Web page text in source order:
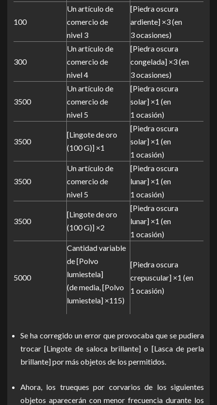
100
Un artículo de
comercio de
nivel 3
[Piedra oscura
ardiente] ×3 (en
3 ocasiones)
300
Un artículo de
comercio de
nivel 4
[Piedra oscura
congelada] ×3 (en
3 ocasiones)
3500
Un artículo de
comercio de
nivel 5
[Piedra oscura
solar] ×1 (en
1 ocasión)
3500
[Lingote de oro
(100 G)] ×1
[Piedra oscura
solar] ×1 (en
1 ocasión)
3500
Un artículo de
comercio de
nivel 5
[Piedra oscura
lunar] ×1 (en
1 ocasión)
3500
[Lingote de oro
(100 G)] ×2
[Piedra oscura
lunar] ×1 (en
1 ocasión)
5000
Cantidad variable
de [Polvo
lumiestela]
(de media, [Polvo
lumiestela] ×115)
[Piedra oscura
crepuscular] ×1 (en
1 ocasión)
Se ha corregido un error que provocaba que se pudiera
trocar [Lingote de saloca brillante] o [Lasca de perla
brillante] por más objetos de los permitidos.
Ahora, los trueques por corvarios de los siguientes
objetos aparecerán con menor frecuencia durante los